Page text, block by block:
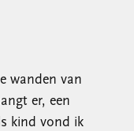
wanden van
er, een
kind vond ik